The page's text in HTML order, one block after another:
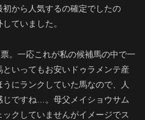
から人気するの確定でしたの
ていました。
。一応これが私の候補馬の中で一
いってもお安いドゥラメンテ産
にランクしていた馬なので、人
ですね…。母父メイショウサム
クしていませんがイメージでス